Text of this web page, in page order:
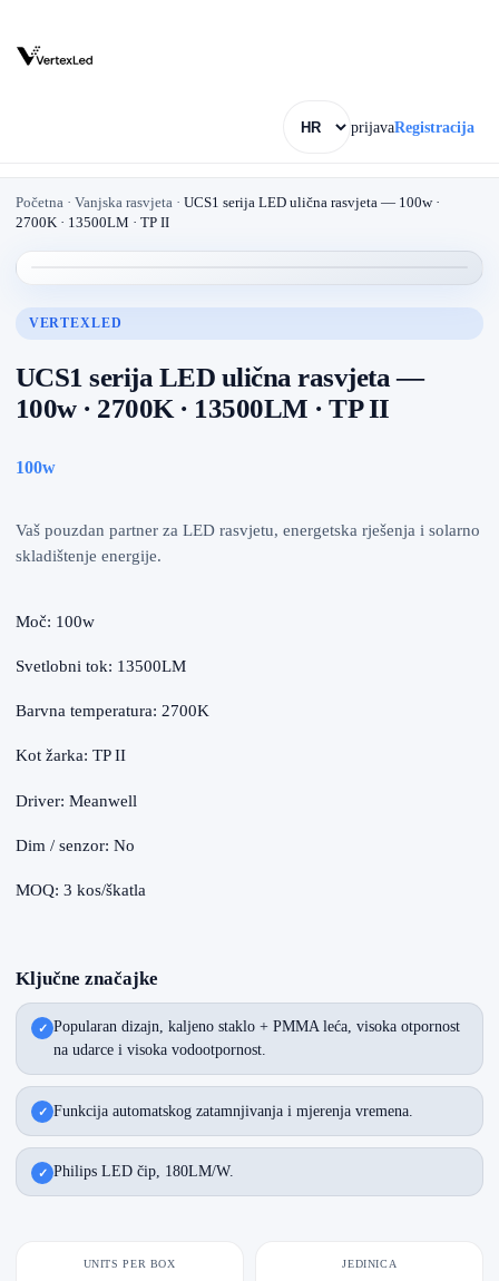
prijavaRegistracija
Početna · Vanjska rasvjeta · UCS1 serija LED ulična rasvjeta — 100w ·
2700K · 13500LM · TP II
VERTEXLED
UCS1 serija LED ulična rasvjeta —
100w · 2700K · 13500LM · TP II
100w
Vaš pouzdan partner za LED rasvjetu, energetska rješenja i solarno
skladištenje energije.
Moč: 100w
Svetlobni tok: 13500LM
Barvna temperatura: 2700K
Kot žarka: TP II
Driver: Meanwell
Dim / senzor: No
MOQ: 3 kos/škatla
Ključne značajke
Popularan dizajn, kaljeno staklo + PMMA leća, visoka otpornost
na udarce i visoka vodootpornost.
Funkcija automatskog zatamnjivanja i mjerenja vremena.
Philips LED čip, 180LM/W.
UNITS PER BOX JEDINICA